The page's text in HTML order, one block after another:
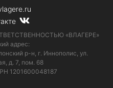
«ВЛАГЕРЕ»
адрес:
р-н, г. Иннополис, ул.
д. 7, пом. 68
1201600048187